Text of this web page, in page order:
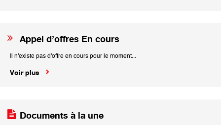
Appel d’offres En cours
Il n'existe pas d'offre en cours pour le moment...
Voir plus
Documents à la une